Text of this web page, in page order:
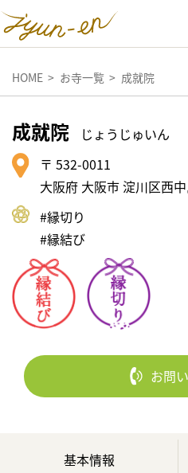
HOME お寺一覧 成就院
成就院
じょうじゅいん
〒 532-0011
大阪府 大阪市 淀川区西
#縁切り
#縁結び
お問
基本情報